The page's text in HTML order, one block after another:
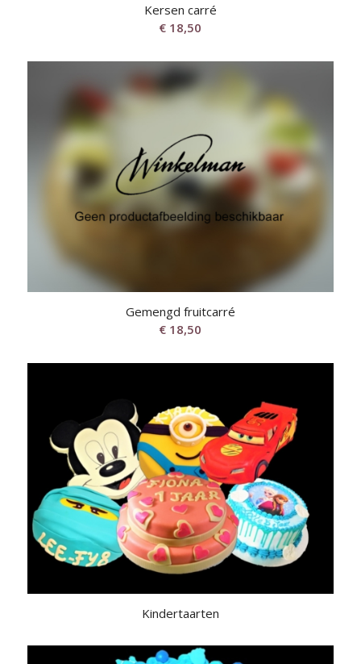
Kersen carré
€ 18,50
Gemengd fruitcarré
€ 18,50
Kindertaarten